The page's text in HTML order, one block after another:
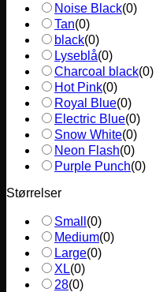
Noise Black(0)
Tan(0)
black(0)
Lyseblå(0)
Charcoal black(0)
Hot Pink(0)
Royal Blue(0)
Electric Blue(0)
Snow White(0)
Neon Flash(0)
Purple Punch(0)
Størrelser
Small (0)
Medium(0)
Large(0)
XL(0)
28(0)